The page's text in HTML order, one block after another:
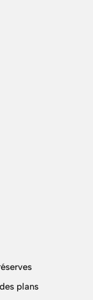
plans